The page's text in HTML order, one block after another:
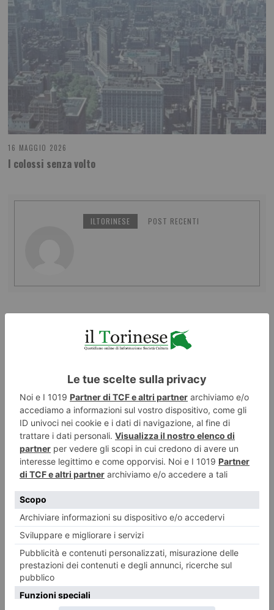
16 MAGGIO 2026
I colossi senza volto
ILTORINESE POST RECENTI